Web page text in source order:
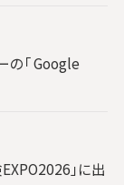
の「 Google
」に出